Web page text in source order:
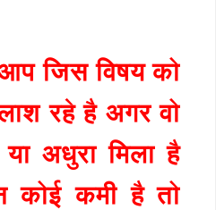
जिस विषय को
रहे है अगर वो
अधुरा मिला है
कोई कमी है तो